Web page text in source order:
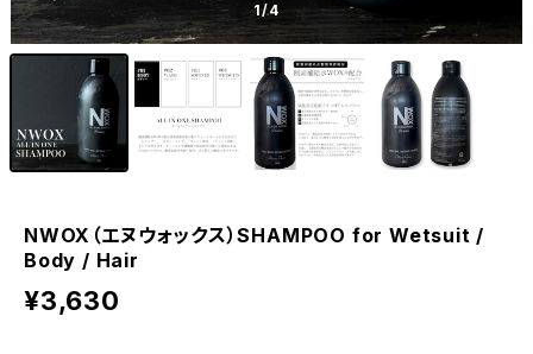
1/4
NWOX（エヌウォックス）SHAMPOO for Wetsuit /
Body / Hair
¥3,630